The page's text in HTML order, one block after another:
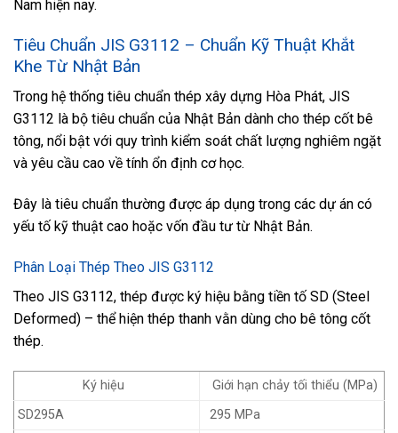
Nam hiện nay.
Tiêu Chuẩn JIS G3112 – Chuẩn Kỹ Thuật Khắt
Khe Từ Nhật Bản
Trong hệ thống tiêu chuẩn thép xây dựng Hòa Phát, JIS
G3112 là bộ tiêu chuẩn của Nhật Bản dành cho thép cốt bê
tông, nổi bật với quy trình kiểm soát chất lượng nghiêm ngặt
và yêu cầu cao về tính ổn định cơ học.
Đây là tiêu chuẩn thường được áp dụng trong các dự án có
yếu tố kỹ thuật cao hoặc vốn đầu tư từ Nhật Bản.
Phân Loại Thép Theo JIS G3112
Theo JIS G3112, thép được ký hiệu bằng tiền tố SD (Steel
Deformed) – thể hiện thép thanh vằn dùng cho bê tông cốt
thép.
Ký hiệu
Giới hạn chảy tối thiểu (MPa)
SD295A
295 MPa